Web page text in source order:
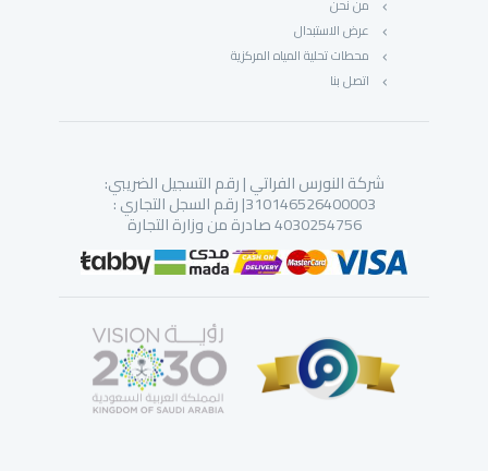
من نحن
عرض الاستبدال
محطات تحلية المياه المركزية
اتصل بنا
شركة النورس الفراتي | رقم التسجيل الضريبي:
310146526400003| رقم السجل التجاري :
4030254756 صادرة من وزارة التجارة